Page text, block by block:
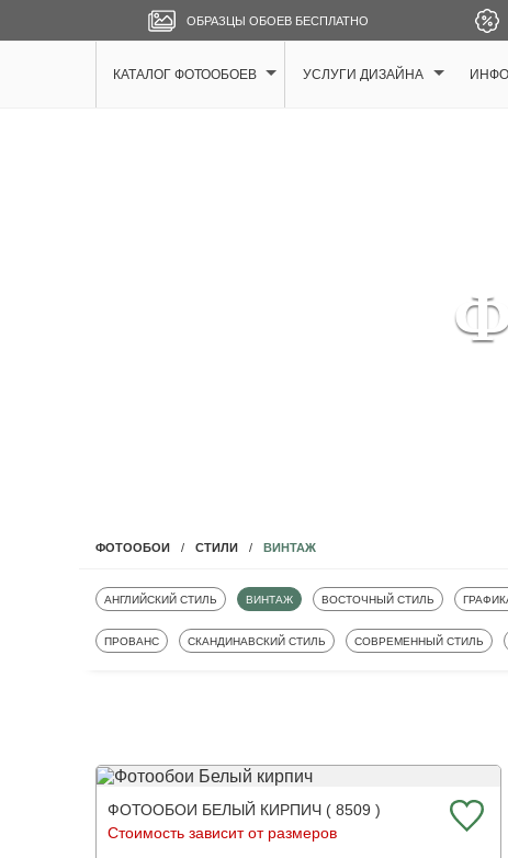
ОБРАЗЦЫ ОБОЕВ БЕСПЛАТНО
КАТАЛОГ ФОТООБОЕВ УСЛУГИ ДИЗАЙНА
ФОТООБОИ СТИЛИ ВИНТАЖ
ФОТООБОИ
АНГЛИЙСКИЙ СТИЛЬ ФОТООБОИ
ВИНТАЖ ФОТООБОИ
ВОСТОЧНЫЙ СТИЛЬ
ФОТООБОИ
ПРОВАНС ФОТООБОИ
СКАНДИНАВСКИЙ СТИЛЬ ФОТООБОИ
СОВРЕМЕННЫЙ СТИЛЬ
ФОТООБОИ БЕЛЫЙ КИРПИЧ ( 8509 )
Стоимость зависит от размеров